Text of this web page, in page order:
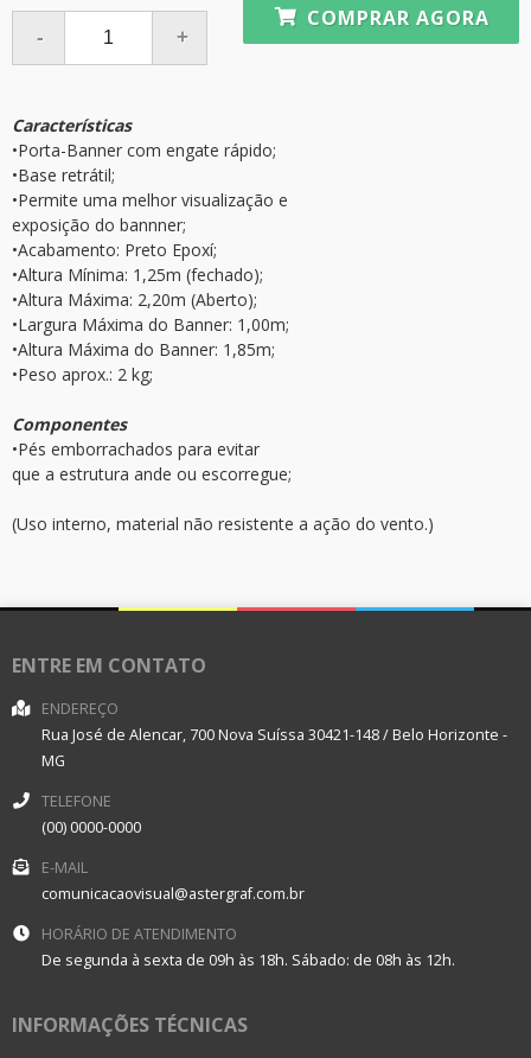
COMPRAR AGORA
Características
•Porta-Banner com engate rápido;
•Base retrátil;
•Permite uma melhor visualização e
exposição do bannner;
•Acabamento: Preto Epoxí;
•Altura Mínima: 1,25m (fechado);
•Altura Máxima: 2,20m (Aberto);
•Largura Máxima do Banner: 1,00m;
•Altura Máxima do Banner: 1,85m;
•Peso aprox.: 2 kg;
Componentes
•Pés emborrachados para evitar
que a estrutura ande ou escorregue;
(Uso interno, material não resistente a ação do vento.)
ENTRE EM CONTATO
ENDEREÇO
Rua José de Alencar, 700Nova Suíssa 30421-148/Belo Horizonte -
MG
TELEFONE
(00) 0000-0000
E-MAIL
comunicacaovisual@astergraf.com.br
HORÁRIO DE ATENDIMENTO
De segunda à sexta de 09h às 18h. Sábado: de 08h às 12h.
INFORMAÇÕES TÉCNICAS